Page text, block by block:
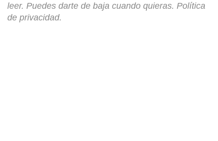
leer. Puedes darte de baja cuando quieras. Política
de privacidad.